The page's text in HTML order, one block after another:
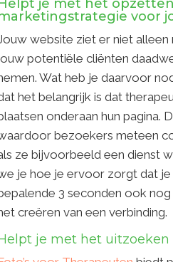
je met het
voor
website ziet er niet
potentiële cliënten
Wat heb je daarvoor
het belangrijk is dat
onderaan hun pagina.
bezoekers meteen
ze bijvoorbeeld een dienst
je hoe je ervoor zorgt dat
3 seconden ook
creëren van een verbinding.
je met het uitzoeken